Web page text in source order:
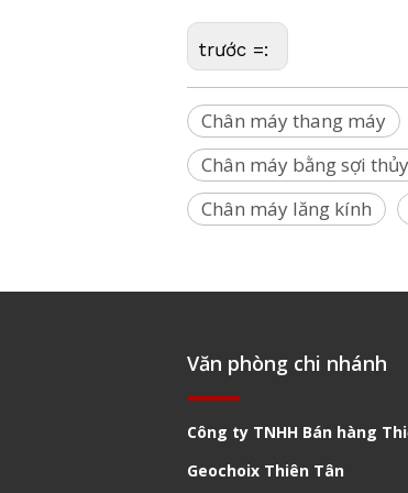
trước =:
Chân máy thang máy
Chân máy bằng sợi
Chân máy lăng kính
Văn phòng chi nhánh
Công ty TNHH Bán hàng
Geochoix Thiên Tân